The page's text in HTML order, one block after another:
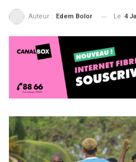
Auteur : Edem Bolor Le 4